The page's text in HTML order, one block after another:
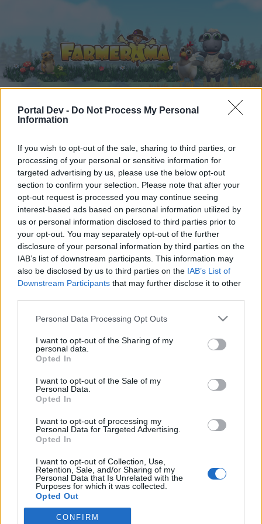
Portal Dev - Do Not Process My Personal
Information
If you wish to opt-out of the sale, sharing to third parties, or
processing of your personal or sensitive information for
targeted advertising by us, please use the below opt-out
section to confirm your selection. Please note that after your
opt-out request is processed you may continue seeing
interest-based ads based on personal information utilized by
us or personal information disclosed to third parties prior to
your opt-out. You may separately opt-out of the further
disclosure of your personal information by third parties on the
IAB’s list of downstream participants. This information may
also be disclosed by us to third parties on the IAB’s List of
Downstream Participants that may further disclose it to other
Personal Data Processing Opt Outs
I want to opt-out of the Sharing of my
personal data.
Opted In
I want to opt-out of the Sale of my
Personal Data.
Opted In
I want to opt-out of processing my
Personal Data for Targeted Advertising.
Opted In
I want to opt-out of Collection, Use,
Retention, Sale, and/or Sharing of my
Personal Data that Is Unrelated with the
Purposes for which it was collected.
Opted Out
CONFIRM
Foren ... Archiv Rest OT - Gerüchteküche zum Plaudern (3)
Mitglieder, denen der Beitrag #491
gefällt
Liebe(r) Forum-Leser/in,
wenn Du in diesem Forum aktiv an den
Gesprächen teilnehmen oder eigene Themen
starten möchtest, musst Du Dich bitte zunächst
im Spiel einloggen. Falls Du noch keinen
Spielaccount besitzt, bitte registriere Dich neu.
Wir freuen uns auf Deinen nächsten Besuch in
unserem Forum!„Zum Spiel“
Thema: OT - Gerüchteküche zum Plaudern (3)
Lixa777
Foren-Graf
Beiträge:
9 Juli 2015
.curley.
Fortgeschrittener
Beiträge:
*Tessa*
Lebende Forenlegende, weiblich
Beiträge: 34.235 Zustimmungen: 133.626
mama260866
Startseite